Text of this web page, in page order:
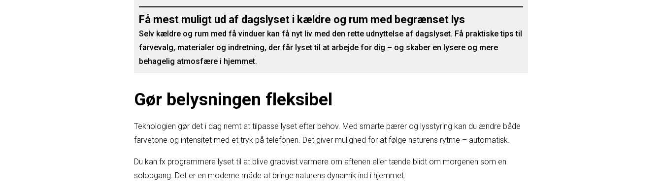
Få mest muligt ud af dagslyset i kældre og rum med begrænset lys
Selv kældre og rum med få vinduer kan få nyt liv med den rette udnyttelse af dagslyset. Få praktiske tips til
farvevalg, materialer og indretning, der får lyset til at arbejde for dig – og skaber en lysere og mere
behagelig atmosfære i hjemmet.
Gør belysningen fleksibel
Teknologien gør det i dag nemt at tilpasse lyset efter behov. Med smarte pærer og lysstyring kan du ændre både
farvetone og intensitet med et tryk på telefonen. Det giver mulighed for at følge naturens rytme – automatisk.
Du kan fx programmere lyset til at blive gradvist varmere om aftenen eller tænde blidt om morgenen som en
solopgang. Det er en moderne måde at bringe naturens dynamik ind i hjemmet.